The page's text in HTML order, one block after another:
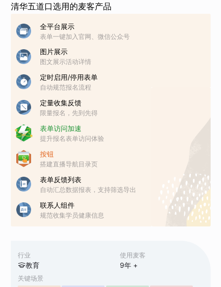
行业
教育
使用麦客
9年 +
关键场景
清华五道口选用的麦客产品
全平台展示
表单一键加入官网、微信公众号
图片展示
图文展示活动详情
定时启用/停用表单
自动规范报名流程
定量收集反馈
限量报名，先到先得
表单访问加速
提升报名表单访问体验
按钮
搭建直播导航目录页
表单反馈列表
自动汇总数据报表，支持筛选导出
联系人组件
规范收集学员健康信息